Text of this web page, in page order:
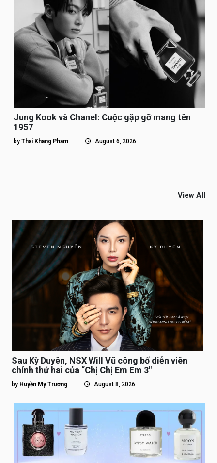
Jung Kook và Chanel: Cuộc gặp gỡ mang tên
1957
by Thai Khang Pham August 6, 2026
View All
Sau Kỳ Duyên, NSX Will Vũ công bố diễn viên
chính thứ hai của “Chị Chị Em Em 3″
by Huyền My Trương August 8, 2026